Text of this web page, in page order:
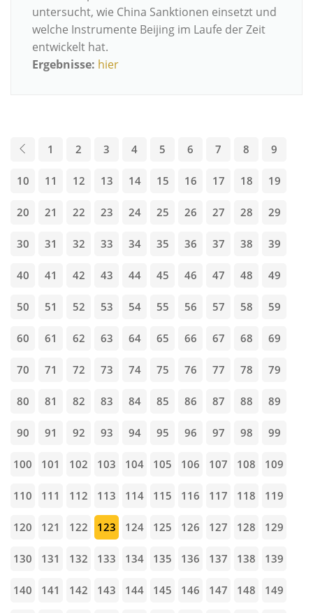
untersucht, wie China Sanktionen einsetzt und
welche Instrumente Beijing im Laufe der Zeit
entwickelt hat.
Ergebnisse: hier
1 2 3 4 5 6 7 8 9
10 11 12 13 14 15 16 17 18 19
20 21 22 23 24 25 26 27 28 29
30 31 32 33 34 35 36 37 38 39
40 41 42 43 44 45 46 47 48 49
50 51 52 53 54 55 56 57 58 59
60 61 62 63 64 65 66 67 68 69
70 71 72 73 74 75 76 77 78 79
80 81 82 83 84 85 86 87 88 89
90 91 92 93 94 95 96 97 98 99
100 101 102 103 104 105 106 107 108 109
110 111 112 113 114 115 116 117 118 119
120 121 122 123 124 125 126 127 128 129
130 131 132 133 134 135 136 137 138 139
140 141 142 143 144 145 146 147 148 149